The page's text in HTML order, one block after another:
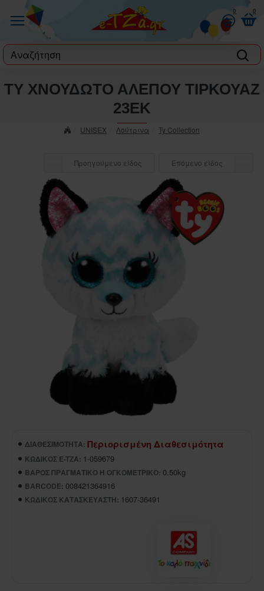
0 0
label
UNISEX Λούτρινα Ty Collection
TY ΧΝΟΥΔΩΤΟ ΑΛΕΠΟΥ ΤΙΡΚΟΥΑΖ
23ΕΚ
Προηγούμενο είδος Επόμενο είδος
ΔΙΑΘΕΣΙΜΌΤΗΤΑ: Περιορισμένη Διαθεσιμότητα
ΚΩΔΙΚΌΣ E-TZA: 1-059679
ΒΆΡΟΣ ΠΡΑΓΜΑΤΙΚΌ Ή ΟΓΚΟΜΕΤΡΙΚΌ: 0.50kg
BARCODE: 008421364916
ΚΩΔΙΚΌΣ ΚΑΤΑΣΚΕΥΑΣΤΉ: 1607-36491